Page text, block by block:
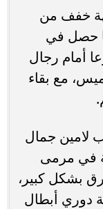
خفف من
حصل في
أمام رجال
مع بقاء
لامين جمال
في مرمى
بشكل كبير،
دوري أبطال